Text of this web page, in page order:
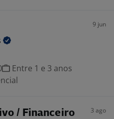
9 jun
Entre 1 e 3 anos
/ Financeiro 3 ago